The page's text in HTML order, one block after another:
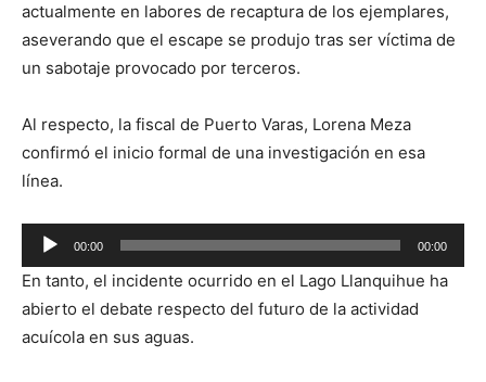
actualmente en labores de recaptura de los ejemplares,
aseverando que el escape se produjo tras ser víctima de
un sabotaje provocado por terceros.
Al respecto, la fiscal de Puerto Varas, Lorena Meza
confirmó el inicio formal de una investigación en esa
línea.
Reproductor
de
audio
00:00 00:00
En tanto, el incidente ocurrido en el Lago Llanquihue ha
abierto el debate respecto del futuro de la actividad
acuícola en sus aguas.